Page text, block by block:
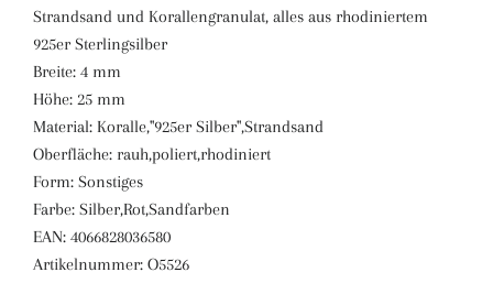
Strandsand und Korallengranulat, alles aus rhodiniertem
925er Sterlingsilber
Breite: 4 mm
Höhe: 25 mm
Material: Koralle,"925er Silber",Strandsand
Oberfläche: rauh,poliert,rhodiniert
Form: Sonstiges
Farbe: Silber,Rot,Sandfarben
EAN: 4066828036580
Artikelnummer: O5526